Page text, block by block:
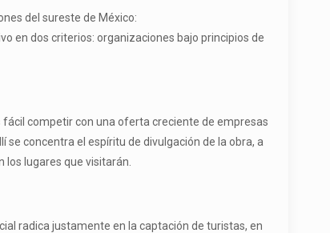
del sureste de México:
en dos criterios: organizaciones bajo principios de
fácil competir con una oferta creciente de empresas
concentra el espíritu de divulgación de la obra, a
lugares que visitarán.
radica justamente en la captación de turistas, en